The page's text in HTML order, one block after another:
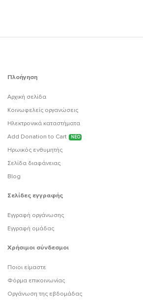
Πλοήγηση
Αρχική σελίδα
Κοινωφελείς οργανώσεις
Ηλεκτρονικά καταστήματα
Add Donation to Cart
ΝΕΟ
Ηρωικός ενθυμητής
Σελίδα διαφάνειας
Blog
Σελίδες εγγραφής
Εγγραφή οργάνωσης
Εγγραφή ομάδας
Χρήσιμοι σύνδεσμοι
Ποιοι είμαστε
Φόρμα επικοινωνίας
Οργάνωση της εβδομάδας